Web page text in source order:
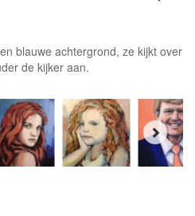
blauwe achtergrond, ze kijkt over
de kijker aan.